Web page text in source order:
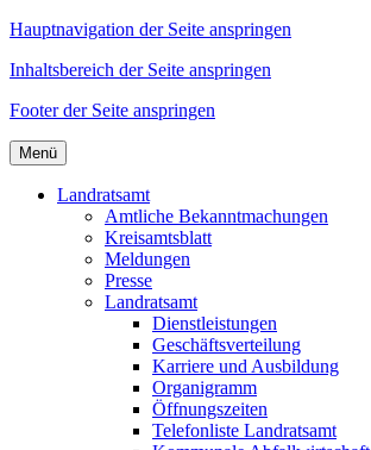
Hauptnavigation der Seite anspringen
Inhaltsbereich der Seite anspringen
Footer der Seite anspringen
Menü
Landratsamt
Amtliche Bekanntmachungen
Kreisamtsblatt
Meldungen
Presse
Landratsamt
Dienstleistungen
Geschäftsverteilung
Karriere und Ausbildung
Organigramm
Öffnungszeiten
Telefonliste Landratsamt